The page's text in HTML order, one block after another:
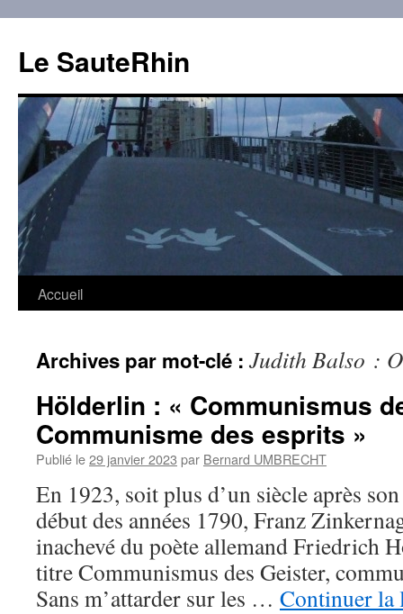
contenu
Le SauteRhin
Accueil
Archives par mot-clé : Judith Balso :
Hölderlin : « Communismus
Communisme des esprits »
Publié le29 janvier 2023 par Bernard UMBRECHT
En 1923, soit plus d’un siècle après
début des années 1790, Franz
inachevé du poète allemand Friedrich
titre Communismus des Geister,
Sans m’attarder sur les … Continuer